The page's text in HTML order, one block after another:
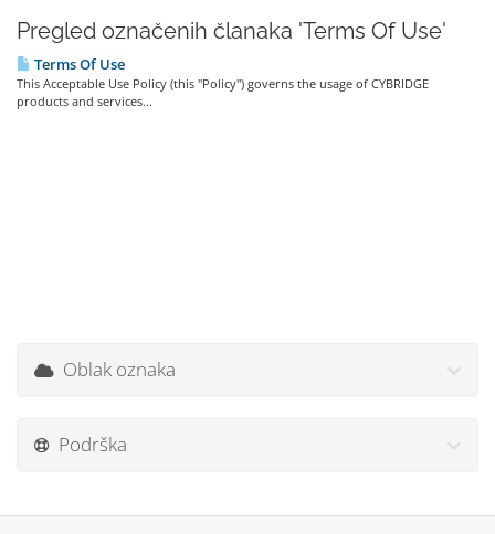
Pregled označenih članaka 'Terms Of Use'
Terms Of Use
This Acceptable Use Policy (this "Policy") governs the usage of CYBRIDGE
products and services...
Oblak oznaka
Podrška